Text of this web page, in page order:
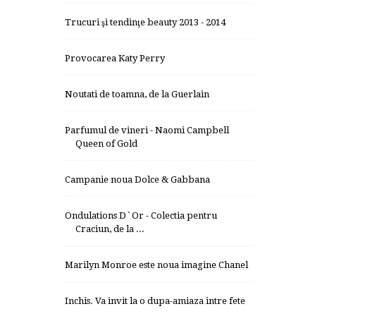
Trucuri şi tendinţe beauty 2013 - 2014
Provocarea Katy Perry
Noutati de toamna, de la Guerlain
Parfumul de vineri - Naomi Campbell
Queen of Gold
Campanie noua Dolce & Gabbana
Ondulations D`Or - Colectia pentru
Craciun, de la ...
Marilyn Monroe este noua imagine Chanel
Inchis. Va invit la o dupa-amiaza intre fete